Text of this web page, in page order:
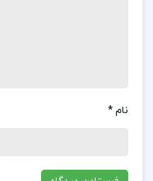
پروار
پروار یک اثر بی‌نظیر است
نام *